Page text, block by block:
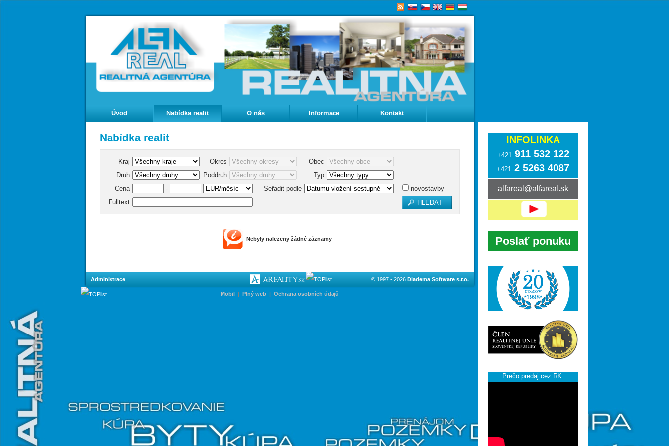
Úvod Nabídka realit O nás Informace Kontakt
Nabídka realit
Kraj Okres
Obec
Druh
Poddruh
Typ
Cena
-
Seřadit podle
Fulltext
novostavby
Nebyly nalezeny žádné záznamy
INFOLINKA
+421 911 532 122
+421 2 5263 4087
alfareal@alfareal.sk
Poslať ponuku
Prečo predaj cez RK:
Administrace © 1997 - 2026 Diadema Software s.r.o.
Mobil | Plný web | Ochrana osobních údajů